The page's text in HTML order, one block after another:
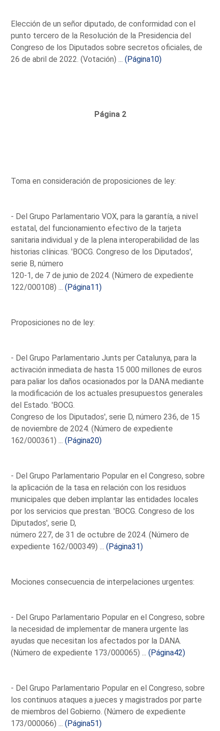
Elección de un señor diputado, de conformidad con el
punto tercero de la Resolución de la Presidencia del
Congreso de los Diputados sobre secretos oficiales, de
26 de abril de 2022. (Votación) ...(Página10)
Página 2
Toma en consideración de proposiciones de ley:
- Del Grupo Parlamentario VOX, para la garantía, a nivel
estatal, del funcionamiento efectivo de la tarjeta
sanitaria individual y de la plena interoperabilidad de las
historias clínicas. 'BOCG. Congreso de los Diputados',
serie B, número
120-1, de 7 de junio de 2024. (Número de expediente
122/000108) ...(Página11)
Proposiciones no de ley:
- Del Grupo Parlamentario Junts per Catalunya, para la
activación inmediata de hasta 15 000 millones de euros
para paliar los daños ocasionados por la DANA mediante
la modificación de los actuales presupuestos generales
del Estado. 'BOCG.
Congreso de los Diputados', serie D, número 236, de 15
de noviembre de 2024. (Número de expediente
162/000361) ...(Página20)
- Del Grupo Parlamentario Popular en el Congreso, sobre
la aplicación de la tasa en relación con los residuos
municipales que deben implantar las entidades locales
por los servicios que prestan. 'BOCG. Congreso de los
Diputados', serie D,
número 227, de 31 de octubre de 2024. (Número de
expediente 162/000349) ...(Página31)
Mociones consecuencia de interpelaciones urgentes:
- Del Grupo Parlamentario Popular en el Congreso, sobre
la necesidad de implementar de manera urgente las
ayudas que necesitan los afectados por la DANA.
(Número de expediente 173/000065) ...(Página42)
- Del Grupo Parlamentario Popular en el Congreso, sobre
los continuos ataques a jueces y magistrados por parte
de miembros del Gobierno. (Número de expediente
173/000066) ...(Página51)